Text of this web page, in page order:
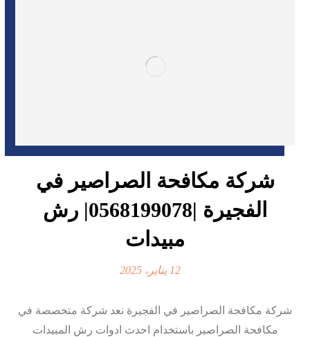
شركة مكافحة الصراصير في
الفجيرة |0568199078| رش
مبيدات
12 يناير، 2025
شركة مكافحة الصراصير في الفجيرة نعد شركة متخصصة في
مكافحة الصراصير باستخدام احدث ادوات رش المبيدات